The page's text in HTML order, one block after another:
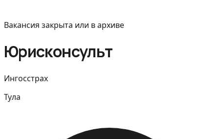
Вакансия закрыта или в архиве
Юрисконсульт
Ингосстрах
Тула